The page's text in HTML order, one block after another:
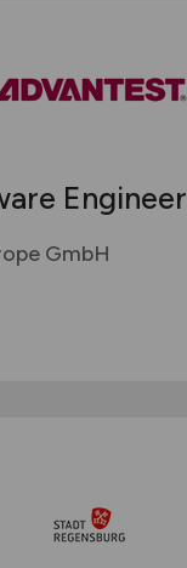
Engineer
GmbH